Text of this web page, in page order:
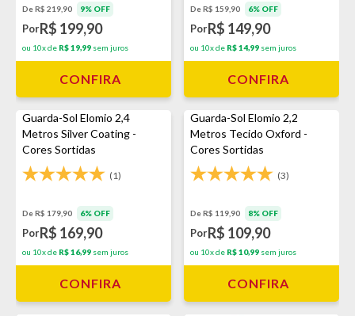
De R$ 219,90 9% OFF
PorR$ 199,90
ou 10x de R$ 19,99 sem juros
CONFIRA
De R$ 159,90 6% OFF
PorR$ 149,90
ou 10x de R$ 14,99 sem juros
CONFIRA
Guarda-Sol Elomio 2,4
Metros Silver Coating -
Cores Sortidas
(1)
De R$ 179,90 6% OFF
PorR$ 169,90
ou 10x de R$ 16,99 sem juros
CONFIRA
Guarda-Sol Elomio 2,2
Metros Tecido Oxford -
Cores Sortidas
(3)
De R$ 119,90 8% OFF
PorR$ 109,90
ou 10x de R$ 10,99 sem juros
CONFIRA